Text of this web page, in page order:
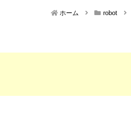
ホーム robot